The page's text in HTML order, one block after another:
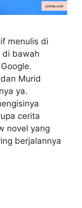
menulis di
di bawah
Murid
ya.
cerita
novel yang
berjalannya